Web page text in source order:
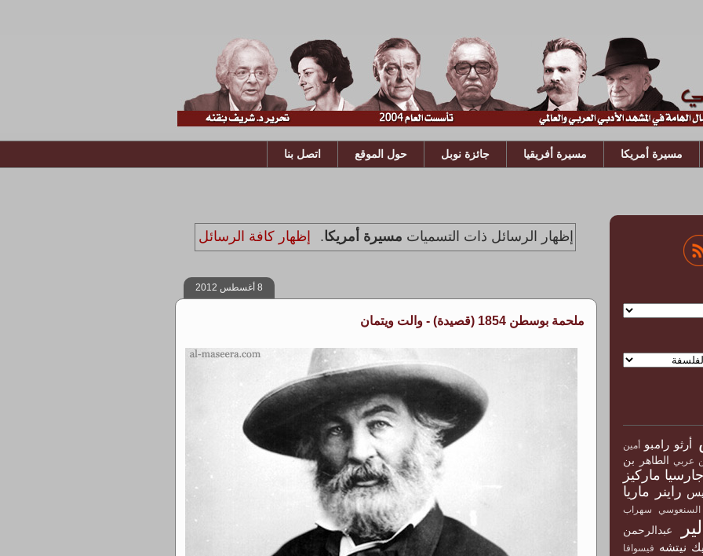
مسيرة أمريكا مسيرة أفريقيا جائزة نوبل حول الموقع اتصل بنا
‏إظهار الرسائل ذات التسميات مسيرة أمريكا. إظهار كافة الرسائل
8 أغسطس 2012
ملحمة بوسطن 1854 (قصيدة) - والت ويتمان
أرثو رامبو
أمين
عربي
الطاهر بن
ماركيز
راينر ماريا
سهراب
عبدالرحمن
نيتشه فيسوافا